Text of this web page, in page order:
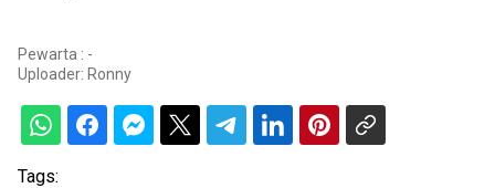
Pewarta : -
Uploader: Ronny
Tags: